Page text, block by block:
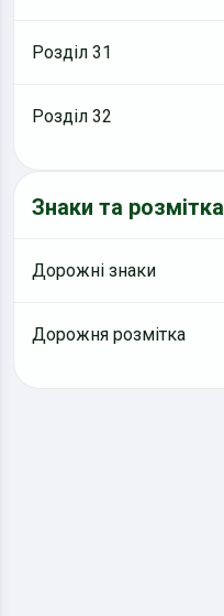
Розділ 31
Розділ 32
Знаки та розмітка
Дорожні знаки
Дорожня розмітка